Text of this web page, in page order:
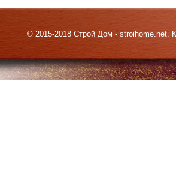
© 2015-2018 Строй Дом - stroihome.net.